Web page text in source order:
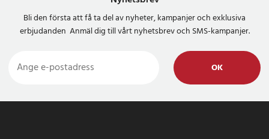
Bli den första att få ta del av nyheter, kampanjer och exklusiva
erbjudanden Anmäl dig till vårt nyhetsbrev och SMS-kampanjer.
OK